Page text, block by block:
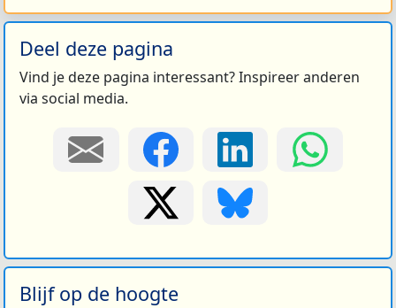
Deel deze pagina
Vind je deze pagina interessant? Inspireer anderen
via social media.
Blijf op de hoogte